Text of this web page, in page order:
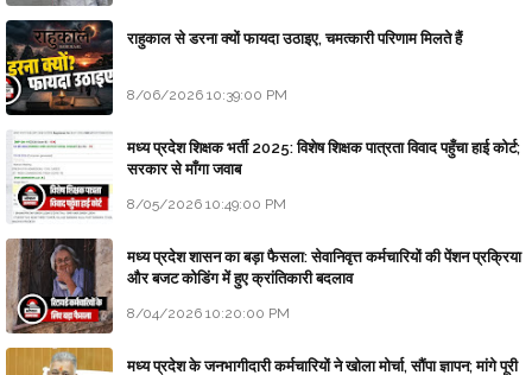
राहुकाल से डरना क्यों फायदा उठाइए, चमत्कारी परिणाम मिलते हैं
8/06/2026 10:39:00 PM
मध्य प्रदेश शिक्षक भर्ती 2025: विशेष शिक्षक पात्रता विवाद पहुँचा हाई कोर्ट;
सरकार से माँगा जवाब
8/05/2026 10:49:00 PM
मध्य प्रदेश शासन का बड़ा फैसला: सेवानिवृत्त कर्मचारियों की पेंशन प्रक्रिया
और बजट कोडिंग में हुए क्रांतिकारी बदलाव
8/04/2026 10:20:00 PM
मध्य प्रदेश के जनभागीदारी कर्मचारियों ने खोला मोर्चा, सौंपा ज्ञापन; मांगे पूरी